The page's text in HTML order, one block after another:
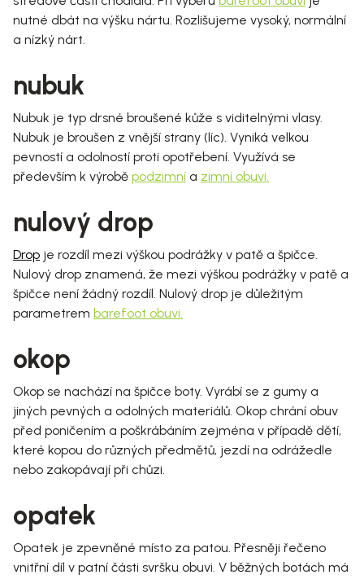
nutné dbát na výšku nártu. Rozlišujeme vysoký, normální
a nízký nárt.
nubuk
Nubuk je typ drsné broušené kůže s viditelnými vlasy.
Nubuk je broušen z vnější strany (líc). Vyniká velkou
pevností a odolností proti opotřebení. Využívá se
především k výrobě podzimní a zimní obuvi.
nulový drop
Drop je rozdíl mezi výškou podrážky v patě a špičce.
Nulový drop znamená, že mezi výškou podrážky v patě a
špičce není žádný rozdíl. Nulový drop je důležitým
parametrem barefoot obuvi.
okop
Okop se nachází na špičce boty. Vyrábí se z gumy a
jiných pevných a odolných materiálů. Okop chrání obuv
před poničením a poškrábáním zejména v případě dětí,
které kopou do různých předmětů, jezdí na odrážedle
nebo zakopávají při chůzi.
opatek
Opatek je zpevněné místo za patou. Přesněji řečeno
vnitřní díl v patní části svršku obuvi. V běžných botách má